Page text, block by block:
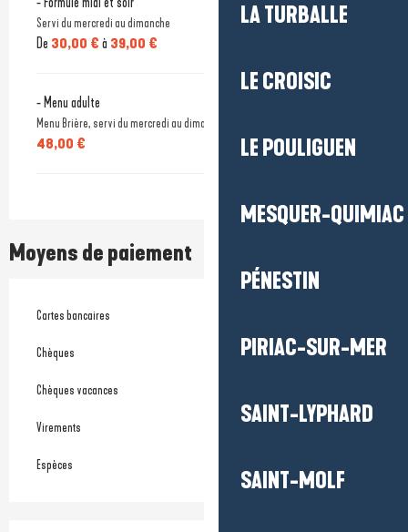
LA TURBALLE
LE CROISIC
LE POULIGUEN
MESQUER-QUIMIAC
PÉNESTIN
PIRIAC-SUR-MER
SAINT-LYPHARD
SAINT-MOLF
Servi du mercredi au dimanche
De 30,00 € à 39,00 €
- Menu adulte
Menu Brière, servi du mercredi au dimanche midi
48,00 €
Moyens de paiement
Cartes bancaires
Chèques
Chèques vacances
Virements
Espèces